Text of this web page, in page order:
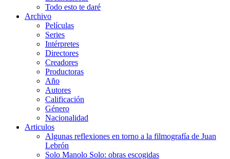
Todo esto te daré
Archivo
Películas
Series
Intérpretes
Directores
Creadores
Productoras
Año
Autores
Calificación
Género
Nacionalidad
Articulos
Algunas reflexiones en torno a la filmografía de Juan
Lebrón
Solo Manolo Solo: obras escogidas